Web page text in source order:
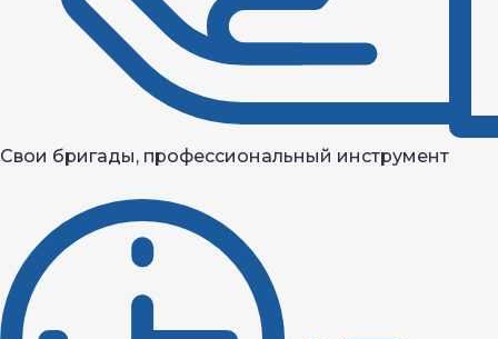
Свои бригады, профессиональный инструмент